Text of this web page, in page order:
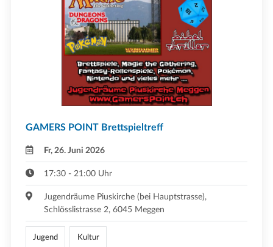
GAMERS POINT Brettspieltreff
Fr, 26. Juni 2026
17:30 - 21:00 Uhr
Jugendräume Piuskirche (bei Hauptstrasse),
Schlösslistrasse 2, 6045 Meggen
Jugend Kultur